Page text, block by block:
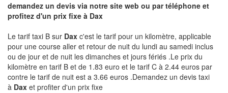
demandez un devis via notre site web ou par téléphone et
profitez d'un prix fixe à Dax
Le tarif taxi B sur Dax c'est le tarif pour un kilomètre, applicable
pour une course aller et retour de nuit du lundi au samedi inclus
ou de jour et de nuit les dimanches et jours fériés .Le prix du
kilomètre en tarif B et de 1.83 euro et le tarif C à 2.44 euros par
contre le tarif de nuit est a 3.66 euros .Demandez un devis taxi
à Dax et profiter d'un prix fixe